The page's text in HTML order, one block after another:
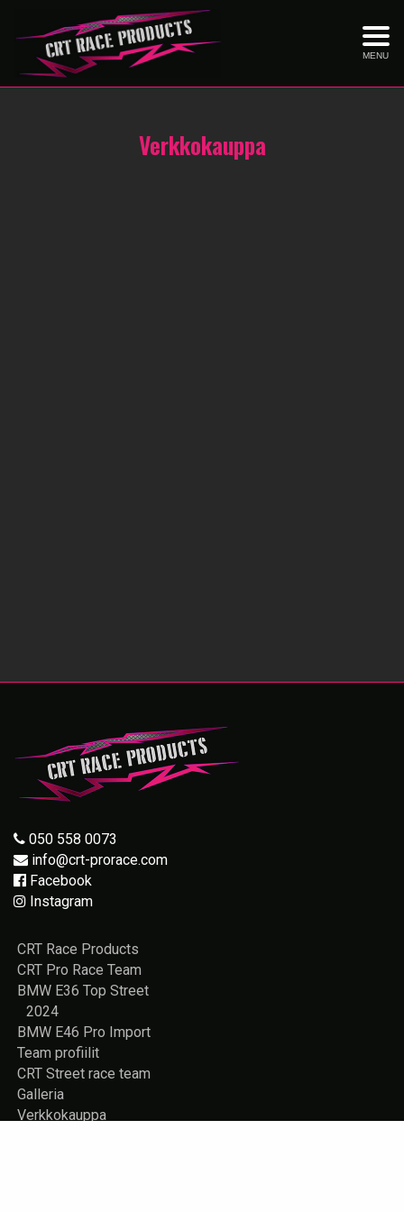
MENU
Verkkokauppa
050 558 0073
info@crt-prorace.com
Facebook
Instagram
CRT Race Products
CRT Pro Race Team
BMW E36 Top Street
2024
BMW E46 Pro Import
Team profiilit
CRT Street race team
Galleria
Verkkokauppa